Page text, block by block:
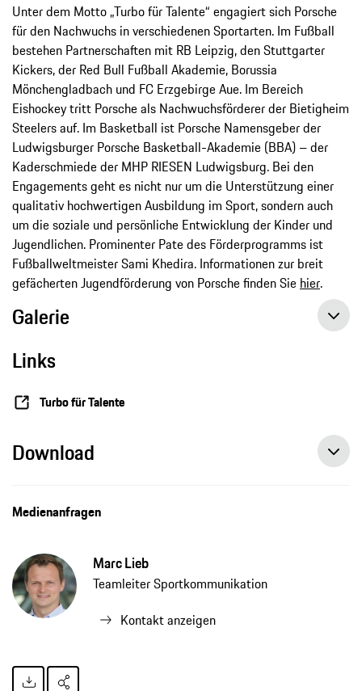
Unter dem Motto „Turbo für Talente“ engagiert sich Porsche
für den Nachwuchs in verschiedenen Sportarten. Im Fußball
bestehen Partnerschaften mit RB Leipzig, den Stuttgarter
Kickers, der Red Bull Fußball Akademie, Borussia
Mönchengladbach und FC Erzgebirge Aue. Im Bereich
Eishockey tritt Porsche als Nachwuchsförderer der Bietigheim
Steelers auf. Im Basketball ist Porsche Namensgeber der
Ludwigsburger Porsche Basketball-Akademie (BBA) – der
Kaderschmiede der MHP RIESEN Ludwigsburg. Bei den
Engagements geht es nicht nur um die Unterstützung einer
qualitativ hochwertigen Ausbildung im Sport, sondern auch
um die soziale und persönliche Entwicklung der Kinder und
Jugendlichen. Prominenter Pate des Förderprogramms ist
Fußballweltmeister Sami Khedira. Informationen zur breit
gefächerten Jugendförderung von Porsche finden Sie hier.
Galerie
Links
Turbo für Talente
Download
Medienanfragen
Marc Lieb
Teamleiter Sportkommunikation
Kontakt anzeigen